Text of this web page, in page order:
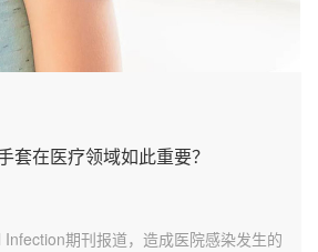
套在医疗领域如此重要？
期刊报道，造成医院感染发生的